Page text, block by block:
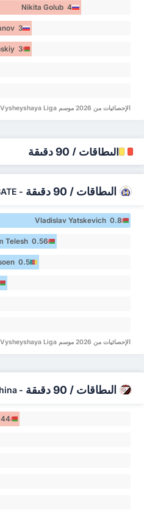
Nikita Golub 4
3
3
الإحصائيات من 2026 موسم Vysheyshaya Liga
البطاقات / 90 دقيقة
البطاقات / 90 دقيقة -
Vladislav Yatskevich 0.8
Telesh 0.56
0.5
الإحصائيات من 2026 موسم Vysheyshaya Liga
البطاقات / 90 دقيقة -